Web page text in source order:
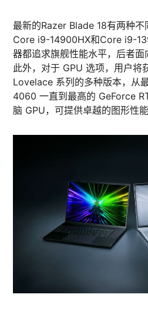
最新的Razer Blade 18有两种
Core i9-14900HX和Core i9-
器都追求旗舰性能水平，后者面
此外，对于 GPU 选项，用户将
Lovelace 系列的多种版本，从
4060 一直到最高的 GeForce
脑 GPU，可提供卓越的图形性能